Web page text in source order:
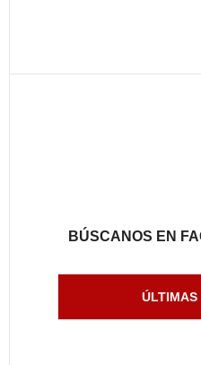
BÚSCANOS EN
ÚLTIMAS